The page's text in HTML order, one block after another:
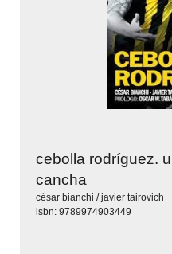
cebolla rodríguez.
cancha
césar bianchi / javier tairovich
isbn: 9789974903449